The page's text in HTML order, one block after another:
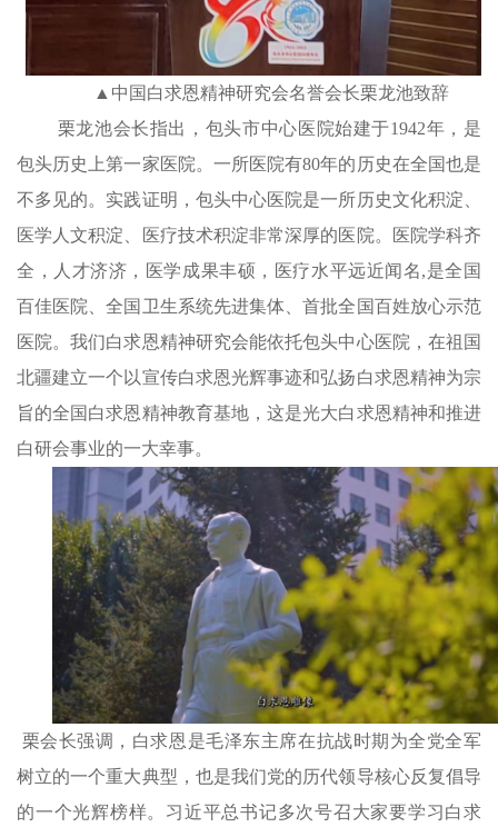
▲中 国白求恩精神研究会名誉会长栗龙池致辞
栗龙池会长指出，包头市中心医院始建于1942年，是
包头历史上第一家医院。一所医院有80年的历史在全国也是
不多见的。实践证明，包头中心医院是一所历史文化积淀、
医学人文积淀、医疗技术积淀非常深厚的医院。医院学科齐
全，人才济济，医学成果丰硕，医疗水平远近闻名,是全国
百佳医院、全国卫生系统先进集体、首批全国百姓放心示范
医院。我们白求恩精神研究会能依托包头中心医院，在祖国
北疆建立一个以宣传白求恩光辉事迹和弘扬白求恩精神为宗
旨的全国白求恩精神教育基地，这是光大白求恩精神和推进
白研会事业的一大幸事。
栗会长强调，白求恩是毛泽东主席在抗战时期为全党全军
树立的一个重大典型，也是我们党的历代领导核心反复倡导
的一个光辉榜样。习近平总书记多次号召大家要学习白求